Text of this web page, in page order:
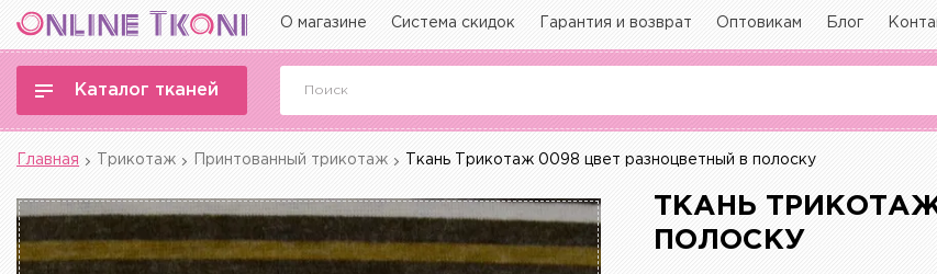
О магазине Система скидок Гарантия и возврат Оптовикам Блог
Каталог тканей
Главная Трикотаж Принтованный трикотаж Ткань Трикотаж 0098 цвет разноцветный в полоску
ТКАНЬ
ПОЛОСКУ